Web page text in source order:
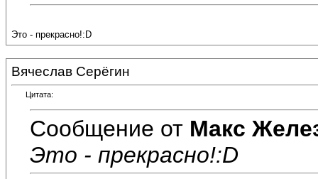
Это - прекрасно!:D
Вячеслав Серёгин
Цитата:
Сообщение от Макс
Это - прекрасно!:D